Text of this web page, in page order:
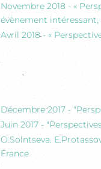
Novembre 2018 - «
évènement
Avril 2018 - «
Décembre 2017 -
Juin 2017 -
O.Solntseva.
France